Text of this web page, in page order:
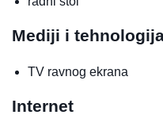
Mediji i
TV ravnog ekrana
Internet